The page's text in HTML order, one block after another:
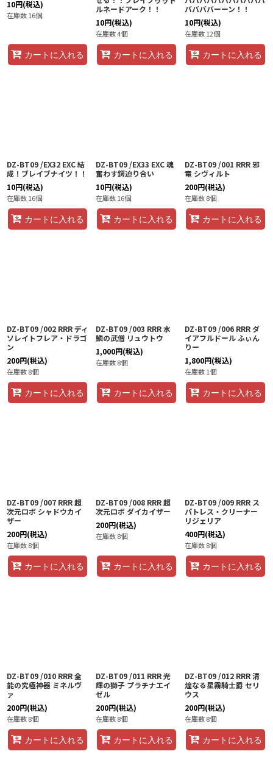
10円(税込)
在庫数 16個
カートに入れる
ルネードアーク！！
10円(税込)
在庫数 4個
カートに入れる
ババババーーン！！
10円(税込)
在庫数 12個
カートに入れる
DZ-BT09 /EX32 EXC 結
成！ブレイブナイツ！！
10円(税込)
在庫数 16個
カートに入れる
DZ-BT09 /EX33 EXC 魂
奮わす鍔迫り合い
10円(税込)
在庫数 16個
カートに入れる
DZ-BT09 /001 RRR 邪
竜 シヴィルト
200円(税込)
在庫数 8個
カートに入れる
DZ-BT09 /002 RRR ディ
ソレイトフレア・ドラゴ
ン
200円(税込)
在庫数 8個
カートに入れる
DZ-BT09 /003 RRR 水
鱗の武僧 リュウトウ
1,000円(税込)
在庫数 8個
カートに入れる
DZ-BT09 /006 RRR ダ
イアフルドール ふぃん
りー
1,800円(税込)
在庫数 1個
カートに入れる
DZ-BT09 /007 RRR 超
次元ロボ シャドウカイ
ザー
200円(税込)
在庫数 8個
カートに入れる
DZ-BT09 /008 RRR 超
次元ロボ ダイカイザー
200円(税込)
在庫数 8個
カートに入れる
DZ-BT09 /009 RRR ス
パトレス・クリーナー
リジェリア
400円(税込)
在庫数 8個
カートに入れる
DZ-BT09 /010 RRR 全
能の究極神器 ミネルヴ
ァ
200円(税込)
在庫数 8個
カートに入れる
DZ-BT09 /011 RRR 光
輝の獅子 プラチナエイ
ゼル
200円(税込)
在庫数 8個
カートに入れる
DZ-BT09 /012 RRR 清
煌なる星霧騎士爵 セリ
ウス
200円(税込)
在庫数 8個
カートに入れる